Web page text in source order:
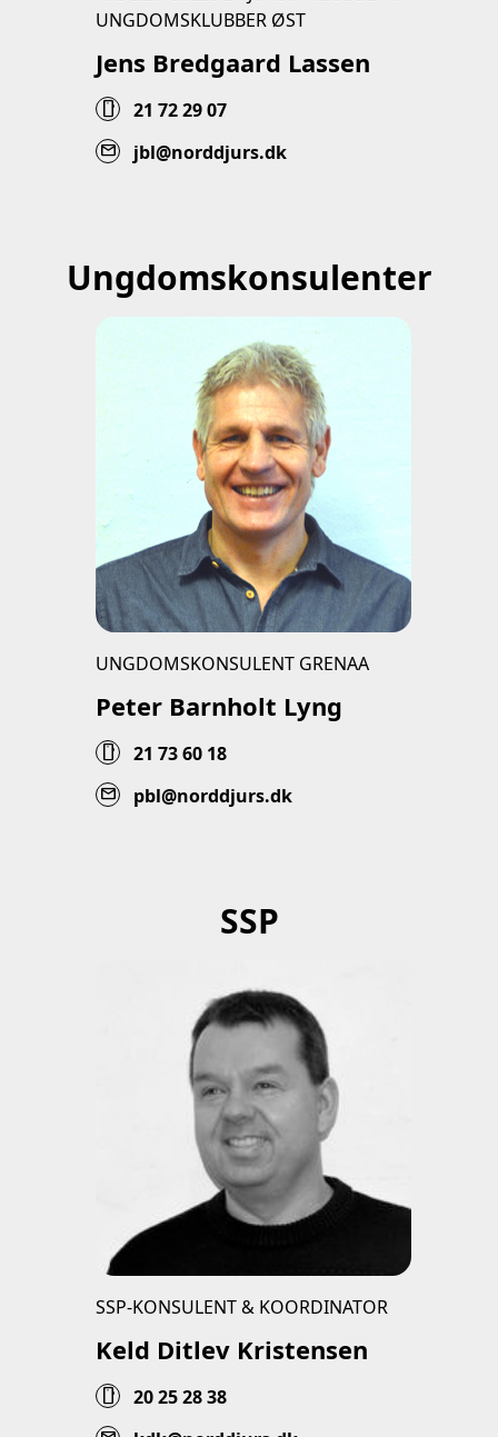
UNGDOMSKLUBBER ØST
Jens Bredgaard Lassen
smartphone 21 72 29 07
mail jbl@norddjurs.dk
Ungdomskonsulenter
UNGDOMSKONSULENT GRENAA
Peter Barnholt Lyng
smartphone 21 73 60 18
mail pbl@norddjurs.dk
SSP
SSP-KONSULENT & KOORDINATOR
Keld Ditlev Kristensen
smartphone 20 25 28 38